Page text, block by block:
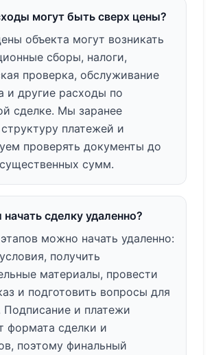
могут быть сверх цены?
объекта могут возникать
сборы, налоги,
проверка, обслуживание
и другие расходы по
сделке. Мы заранее
платежей и
проверять документы до
сумм.
сделку удаленно?
можно начать удаленно:
получить
материалы, провести
и подготовить вопросы для
Подписание и платежи
формата сделки и
поэтому финальный